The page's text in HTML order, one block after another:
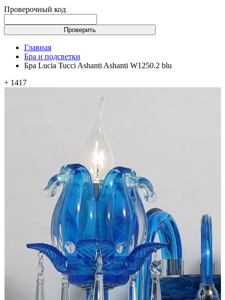
Проверочный код
Проверить
Главная
Бра и подсветки
Бра Lucia Tucci Ashanti Ashanti W1250.2 blu
+ 1417